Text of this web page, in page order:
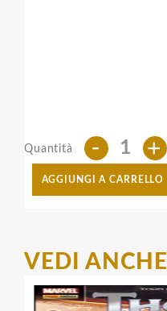
Quantità - +
AGGIUNGI A CARRELLO
VEDI ANCHE